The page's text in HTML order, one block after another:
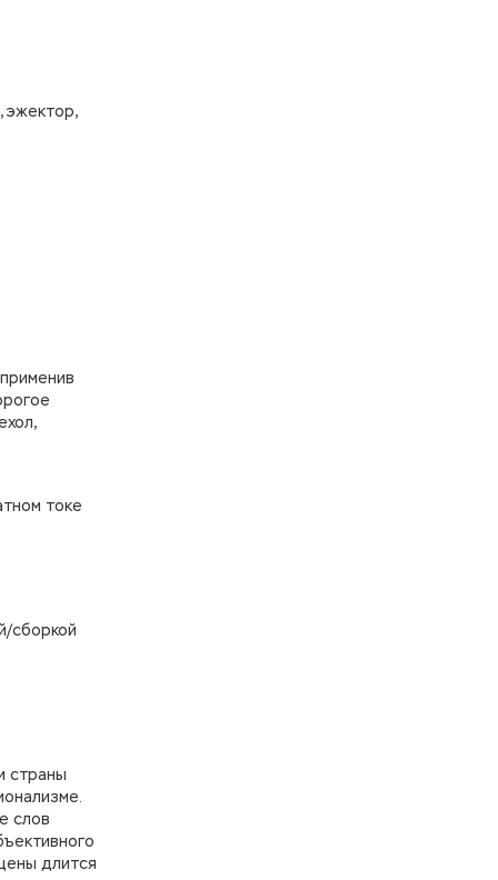
эжектор,
токе
сборкой
страны
слов
длится